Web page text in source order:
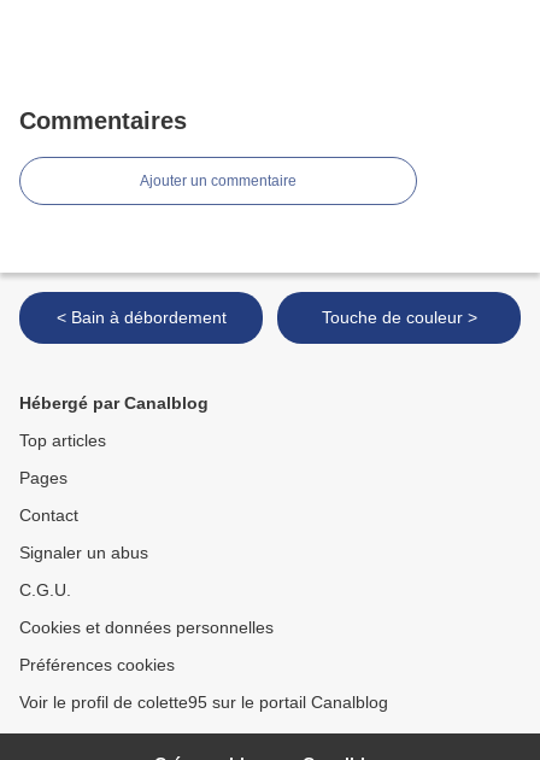
Commentaires
Ajouter un commentaire
< Bain à débordement Touche de couleur >
Hébergé par Canalblog
Top articles
Pages
Contact
Signaler un abus
C.G.U.
Cookies et données personnelles
Préférences cookies
Voir le profil de colette95 sur le portail Canalblog